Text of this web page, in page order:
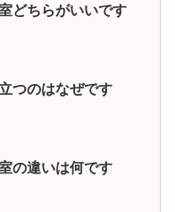
どちらがいいです
つのはなぜです
の違いは何です